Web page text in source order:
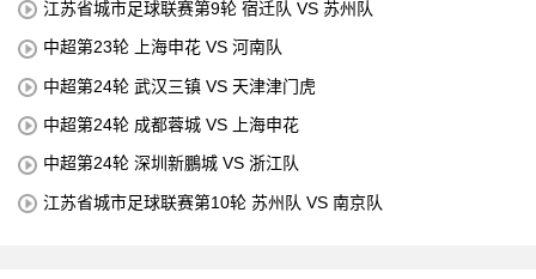
江苏省城市足球联赛第9轮 宿迁队 VS 苏州队
中超第23轮 上海申花 VS 河南队
中超第24轮 武汉三镇 VS 天津津门虎
中超第24轮 成都蓉城 VS 上海申花
中超第24轮 深圳新鵬城 VS 浙江队
江苏省城市足球联赛第10轮 苏州队 VS 南京队